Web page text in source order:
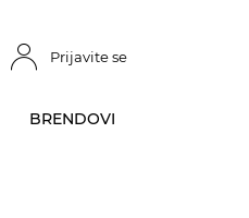
Prijavite se
BRENDOVI